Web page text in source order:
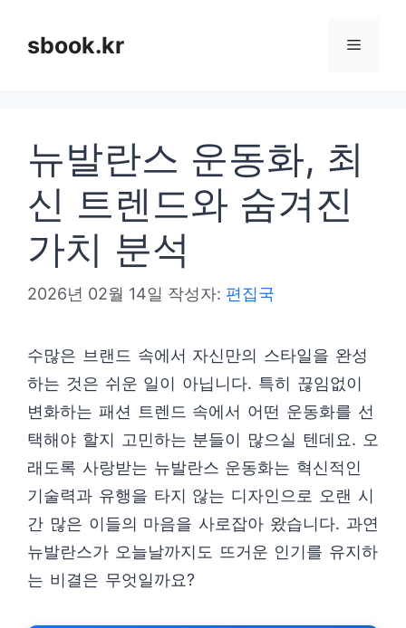
sbook.kr 메
뉴발란스 운동화, 최
신 트렌드와 숨겨진
가치 분석
2026년 02월 14일 작성자: 편집국
수많은 브랜드 속에서 자신만의 스타일을 완성
하는 것은 쉬운 일이 아닙니다. 특히 끊임없이
변화하는 패션 트렌드 속에서 어떤 운동화를 선
택해야 할지 고민하는 분들이 많으실 텐데요. 오
래도록 사랑받는 뉴발란스 운동화는 혁신적인
기술력과 유행을 타지 않는 디자인으로 오랜 시
간 많은 이들의 마음을 사로잡아 왔습니다. 과연
뉴발란스가 오늘날까지도 뜨거운 인기를 유지하
는 비결은 무엇일까요?